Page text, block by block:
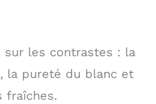
sur les contrastes : la
la pureté du blanc et
fraîches.